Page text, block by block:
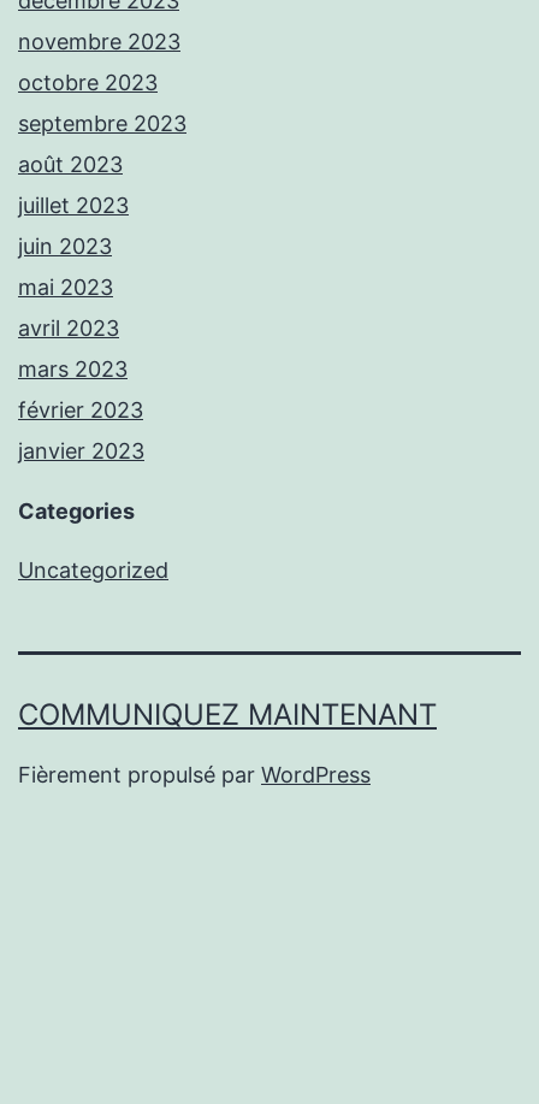
novembre 2023
octobre 2023
septembre 2023
août 2023
juillet 2023
juin 2023
mai 2023
avril 2023
mars 2023
février 2023
janvier 2023
Categories
Uncategorized
COMMUNIQUEZ MAINTENANT
Fièrement propulsé par WordPress